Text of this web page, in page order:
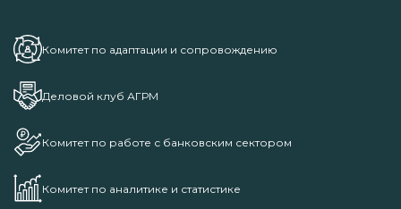
Комитет по адаптации и сопровождению
Деловой клуб АГРМ
Комитет по работе с банковским сектором
Комитет по аналитике и статистике